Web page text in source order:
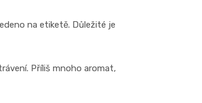
na etiketě. Důležité je
Příliš mnoho aromat,